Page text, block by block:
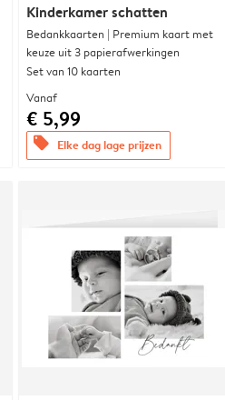
Kinderkamer schatten
Bedankkaarten | Premium kaart met
keuze uit 3 papierafwerkingen
Set van 10 kaarten
Vanaf
€ 5,99
offers Elke dag lage prijzen